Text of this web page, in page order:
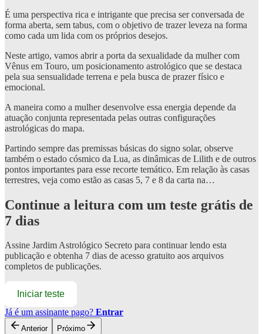
É uma perspectiva rica e intrigante que precisa ser conversada de
forma aberta, sem tabus, com o objetivo de trazer leveza na forma
como cada um lida com os próprios desejos.
Neste artigo, vamos abrir a porta da sexualidade da mulher com
Vênus em Touro, um posicionamento astrológico que se destaca
pela sua sensualidade terrena e pela busca de prazer físico e
emocional.
A maneira como a mulher desenvolve essa energia depende da
atuação conjunta representada pelas outras configurações
astrológicas do mapa.
Partindo sempre das premissas básicas do signo solar, observe
também o estado cósmico da Lua, as dinâmicas de Lilith e de outros
pontos importantes para esse recorte temático. Em relação às casas
terrestres, veja como estão as casas 5, 7 e 8 da carta na…
Continue a leitura com um teste grátis de
7 dias
Assine Jardim Astrológico Secreto para continuar lendo esta
publicação e obtenha 7 dias de acesso gratuito aos arquivos
completos de publicações.
Iniciar teste
Já é um assinante pago? Entrar
Anterior Próximo